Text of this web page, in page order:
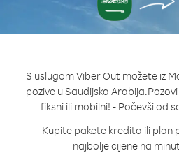
S uslugom Viber Out možete iz
pozive u Saudijska Arabija.
fiksni ili mobilni! - Počevši od
Kupite pakete kredita ili plan
najbolje cijene na